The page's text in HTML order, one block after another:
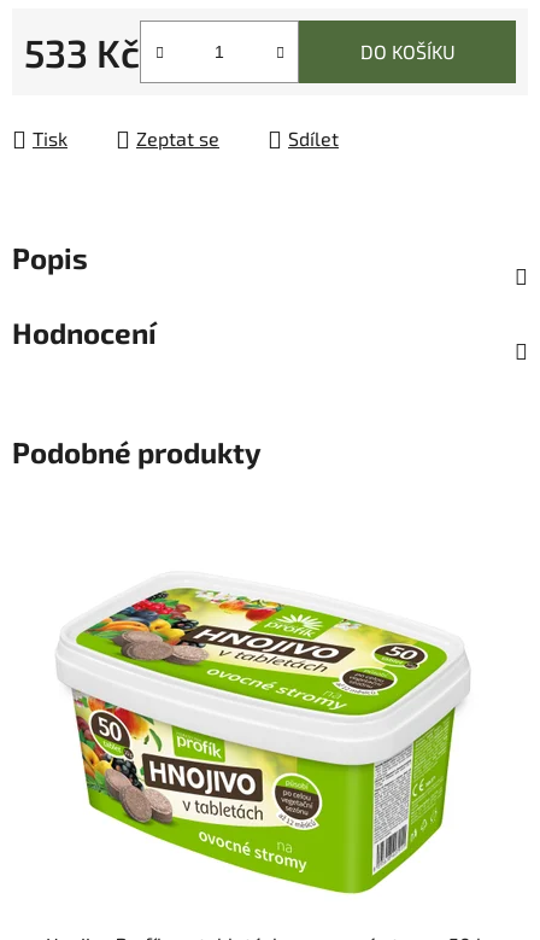
533 Kč DO KOŠÍKU
Tisk Zeptat se Sdílet
Popis
Hodnocení
Podobné produkty